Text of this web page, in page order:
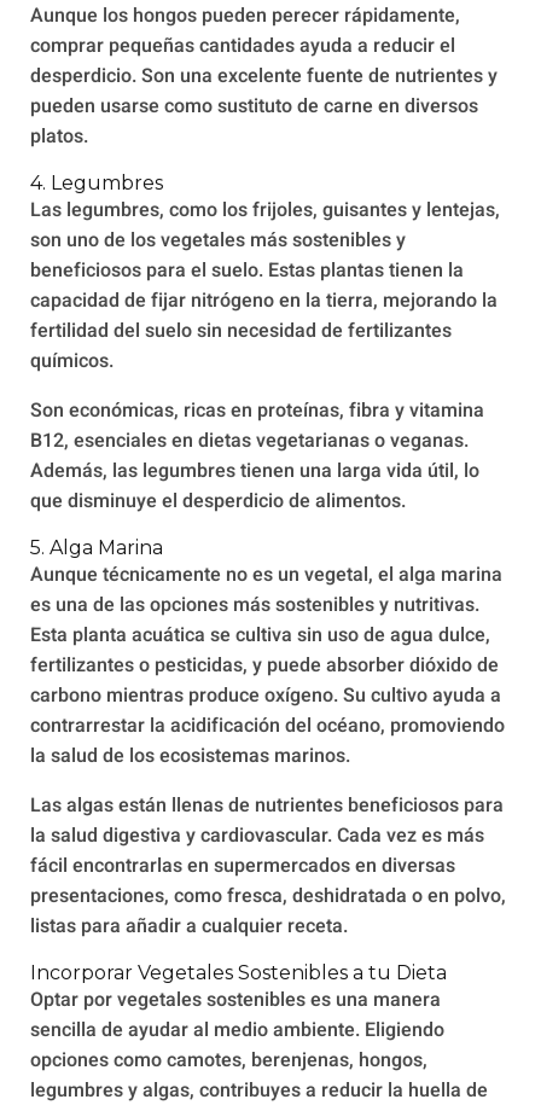
Aunque los hongos pueden perecer rápidamente,
comprar pequeñas cantidades ayuda a reducir el
desperdicio. Son una excelente fuente de nutrientes y
pueden usarse como sustituto de carne en diversos
platos.
4. Legumbres
Las legumbres, como los frijoles, guisantes y lentejas,
son uno de los vegetales más sostenibles y
beneficiosos para el suelo. Estas plantas tienen la
capacidad de fijar nitrógeno en la tierra, mejorando la
fertilidad del suelo sin necesidad de fertilizantes
químicos.
Son económicas, ricas en proteínas, fibra y vitamina
B12, esenciales en dietas vegetarianas o veganas.
Además, las legumbres tienen una larga vida útil, lo
que disminuye el desperdicio de alimentos.
5. Alga Marina
Aunque técnicamente no es un vegetal, el alga marina
es una de las opciones más sostenibles y nutritivas.
Esta planta acuática se cultiva sin uso de agua dulce,
fertilizantes o pesticidas, y puede absorber dióxido de
carbono mientras produce oxígeno. Su cultivo ayuda a
contrarrestar la acidificación del océano, promoviendo
la salud de los ecosistemas marinos.
Las algas están llenas de nutrientes beneficiosos para
la salud digestiva y cardiovascular. Cada vez es más
fácil encontrarlas en supermercados en diversas
presentaciones, como fresca, deshidratada o en polvo,
listas para añadir a cualquier receta.
Incorporar Vegetales Sostenibles a tu Dieta
Optar por vegetales sostenibles es una manera
sencilla de ayudar al medio ambiente. Eligiendo
opciones como camotes, berenjenas, hongos,
legumbres y algas, contribuyes a reducir la huella de